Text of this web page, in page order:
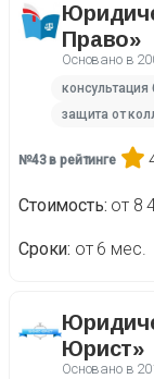
Право»
Основано в
консультация
защита от
№43 в рейтинге
Стоимость от 8
Сроки от 6 мес.
Юрист»
Основано в